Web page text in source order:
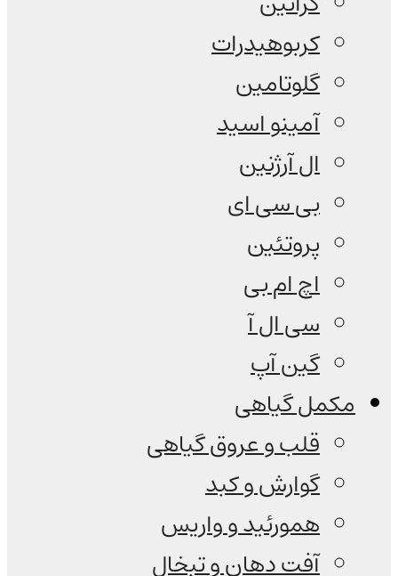
کربوهیدرات
گلوتامین
آمینو اسید
ال آرژنین
بی سی ای
پروتئین
اچ ام بی
سی ال آ
گین آپ
مکمل گیاهی
قلب و عروق گیاهی
گوارش و کبد
همورئید و واریس
آفت دهان و تبخال